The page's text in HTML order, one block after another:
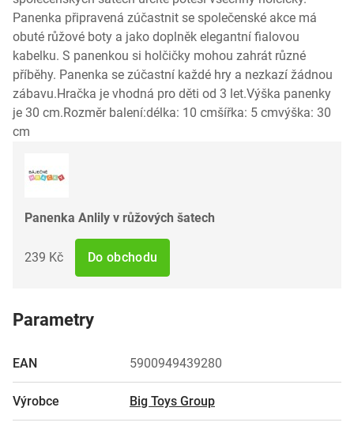
Panenka připravená zúčastnit se společenské akce má
obuté růžové boty a jako doplněk elegantní fialovou
kabelku. S panenkou si holčičky mohou zahrát různé
příběhy. Panenka se zúčastní každé hry a nezkazí žádnou
zábavu.Hračka je vhodná pro děti od 3 let.Výška panenky
je 30 cm.Rozměr balení:délka: 10 cmšířka: 5 cmvýška: 30
cm
Panenka Anlily v růžových šatech
239 Kč Do obchodu
Parametry
EAN 5900949439280
Výrobce Big Toys Group